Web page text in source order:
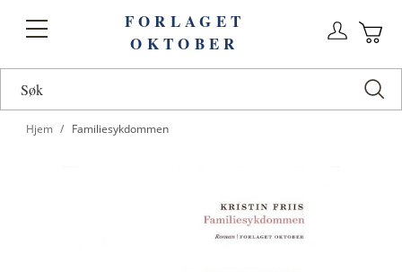
Toggle
FORLAGET
OKTOBER
Hjem Familiesykdommen